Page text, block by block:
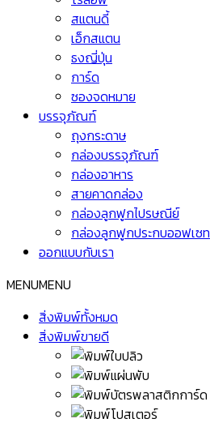
สแตนดี้
เอ็กสแตน
ธงญี่ปุ่น
การ์ด
ซองจดหมาย
บรรจุภัณฑ์
ถุงกระดาษ
กล่องบรรจุภัณฑ์
กล่องอาหาร
สายคาดกล่อง
กล่องลูกฟูกไปรษณีย์
กล่องลูกฟูกประกบออฟเซท
ออกแบบกับเรา
MENUMENU
สิ่งพิมพ์ทั้งหมด
สิ่งพิมพ์ขายดี